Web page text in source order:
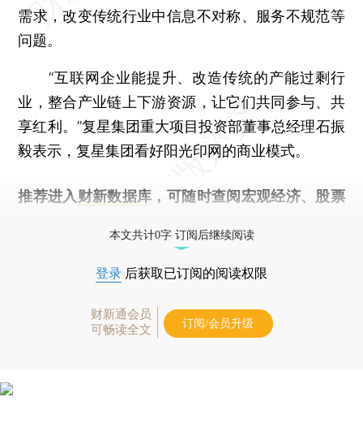
需求，改变传统行业中信息不对称、服务不规范等
问题。
“互联网企业能提升、改造传统的产能过剩行
业，整合产业链上下游资源，让它们共同参与、共
享红利。”复星集团重大项目投资部董事总经理石振
毅表示，复星集团看好阳光印网的商业模式。
推荐进入 财新数据库 ，可随时查阅宏观经济、股票
本文共计0字 订阅后继续阅读
登录 后获取已订阅的阅读权限
财新通会员
可畅读全文
订阅/会员升级